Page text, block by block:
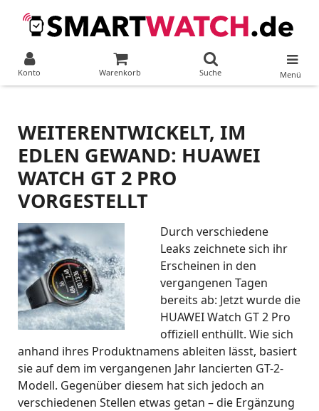
Konto Warenkorb Suche Menü
WEITERENTWICKELT, IM
EDLEN GEWAND: HUAWEI
WATCH GT 2 PRO
VORGESTELLT
Durch verschiedene
Leaks zeichnete sich ihr
Erscheinen in den
vergangenen Tagen
bereits ab: Jetzt wurde die
HUAWEI Watch GT 2 Pro
offiziell enthüllt. Wie sich
anhand ihres Produktnamens ableiten lässt, basiert
sie auf dem im vergangenen Jahr lancierten GT-2-
Modell. Gegenüber diesem hat sich jedoch an
verschiedenen Stellen etwas getan – die Ergänzung